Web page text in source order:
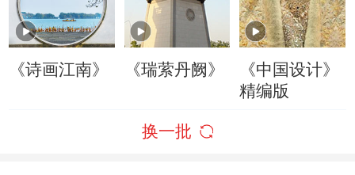
《诗画江南》 《瑞萦丹阙》
《中国设计》
精编版
换一批